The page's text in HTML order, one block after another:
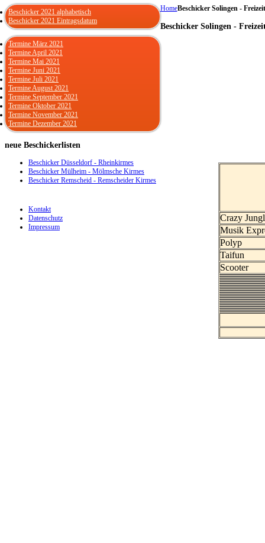
HomeBeschicker Solingen -
Beschicker Solingen -
Crazy
Musik
Polyp
Taifun
Scooter
Beschicker 2021 alphabetisch
Beschicker 2021 Eintragsdatum
Termine März 2021
Termine April 2021
Termine Mai 2021
Termine Juni 2021
Termine Juli 2021
Termine August 2021
Termine September 2021
Termine Oktober 2021
Termine November 2021
Termine Dezember 2021
neue Beschickerlisten
Beschicker Düsseldorf - Rheinkirmes
Beschicker Mülheim - Mölmsche Kirmes
Beschicker Remscheid - Remscheider Kirmes
Kontakt
Datenschutz
Impressum